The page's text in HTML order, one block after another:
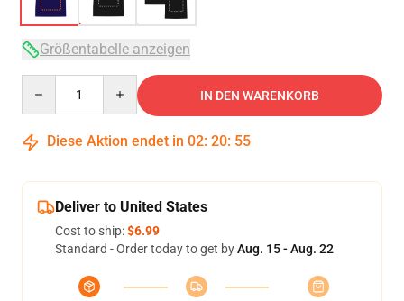
Größentabelle anzeigen
IN DEN WARENKORB
Diese Aktion endet in 02: 20: 54
Deliver to United States
Cost to ship:$6.99
Standard - Order today to get byAug. 15 - Aug. 22